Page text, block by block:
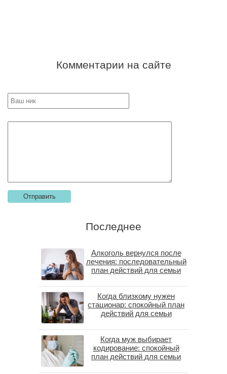
Комментарии на сайте
Последнее
Алкоголь вернулся после
лечения: последовательный
план действий для семьи
Когда близкому нужен
стационар: спокойный план
действий для семьи
Когда муж выбирает
кодирование: спокойный
план действий для семьи